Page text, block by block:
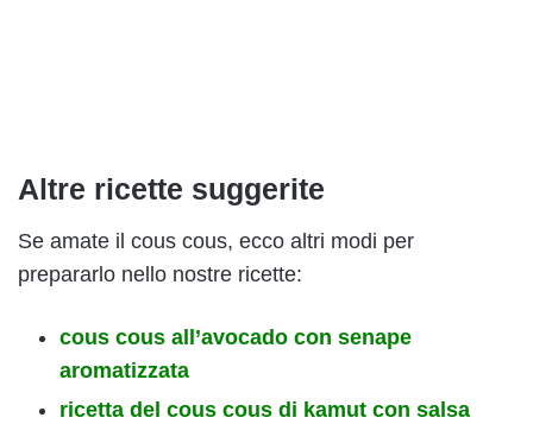
Altre ricette suggerite
Se amate il cous cous, ecco altri modi per
prepararlo nello nostre ricette:
cous cous all’avocado con senape
aromatizzata
ricetta del cous cous di kamut con salsa